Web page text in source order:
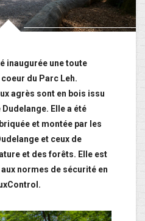
inaugurée une toute
du Parc Leh.
agrès sont en bois issu
Elle a été
et montée par les
et ceux de
et des forêts. Elle est
normes de sécurité en